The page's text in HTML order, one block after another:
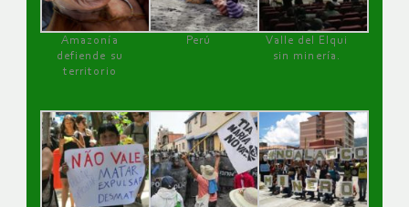
Amazonía
defiende su
territorio
Perú
Valle del Elqui
sin minería.